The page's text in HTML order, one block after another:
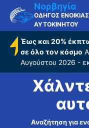
Νορβηγία
ΟΔΗΓΟΣ
ΑΥΤΟΚΙΝΗΤΟΥ
Έως και 20%
σε όλο τον κόσμο
Αυγούστου 2026 -
Αναζήτηση για